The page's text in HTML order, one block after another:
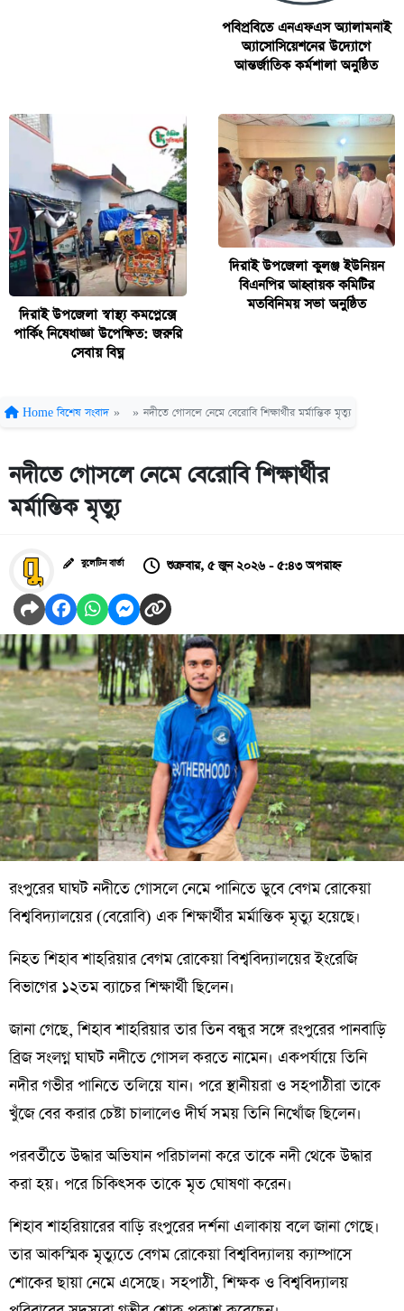
পবিপ্রবিতে এনএফএস অ্যালামনাই
অ্যাসোসিয়েশনের উদ্যোগে
আন্তর্জাতিক কর্মশালা অনুষ্ঠিত
দিরাই উপজেলা স্বাস্থ্য কমপ্লেক্সে
পার্কিং নিষেধাজ্ঞা উপেক্ষিত: জরুরি
সেবায় বিঘ্ন
দিরাই উপজেলা কুলঞ্জ ইউনিয়ন
বিএনপির আহ্বায়ক কমিটির
মতবিনিময় সভা অনুষ্ঠিত
Home বিশেষ সংবাদ » » নদীতে গোসলে নেমে বেরোবি শিক্ষার্থীর মর্মান্তিক মৃত্যু
নদীতে গোসলে নেমে বেরোবি শিক্ষার্থীর
মর্মান্তিক মৃত্যু
বুলেটিন বার্তা শুক্রবার, ৫ জুন ২০২৬ - ৫:৪৩ অপরাহ্ন
রংপুরের ঘাঘট নদীতে গোসলে নেমে পানিতে ডুবে বেগম রোকেয়া
বিশ্ববিদ্যালয়ের (বেরোবি) এক শিক্ষার্থীর মর্মান্তিক মৃত্যু হয়েছে।
নিহত শিহাব শাহরিয়ার বেগম রোকেয়া বিশ্ববিদ্যালয়ের ইংরেজি
বিভাগের ১২তম ব্যাচের শিক্ষার্থী ছিলেন।
জানা গেছে, শিহাব শাহরিয়ার তার তিন বন্ধুর সঙ্গে রংপুরের পানবাড়ি
ব্রিজ সংলগ্ন ঘাঘট নদীতে গোসল করতে নামেন। একপর্যায়ে তিনি
নদীর গভীর পানিতে তলিয়ে যান। পরে স্থানীয়রা ও সহপাঠীরা তাকে
খুঁজে বের করার চেষ্টা চালালেও দীর্ঘ সময় তিনি নিখোঁজ ছিলেন।
পরবর্তীতে উদ্ধার অভিযান পরিচালনা করে তাকে নদী থেকে উদ্ধার
করা হয়। পরে চিকিৎসক তাকে মৃত ঘোষণা করেন।
শিহাব শাহরিয়ারের বাড়ি রংপুরের দর্শনা এলাকায় বলে জানা গেছে।
তার আকস্মিক মৃত্যুতে বেগম রোকেয়া বিশ্ববিদ্যালয় ক্যাম্পাসে
শোকের ছায়া নেমে এসেছে। সহপাঠী, শিক্ষক ও বিশ্ববিদ্যালয়